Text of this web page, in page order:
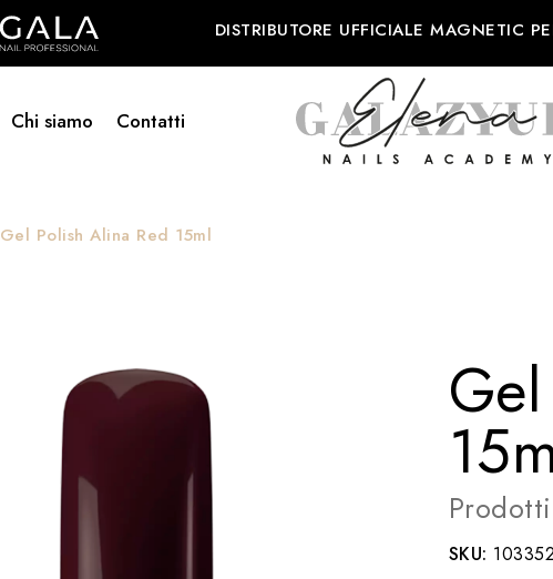
DISTRIBUTORE UFFICIALE MAGNETIC
Chi siamo Contatti
Gel Polish Alina Red 15ml
SKU: